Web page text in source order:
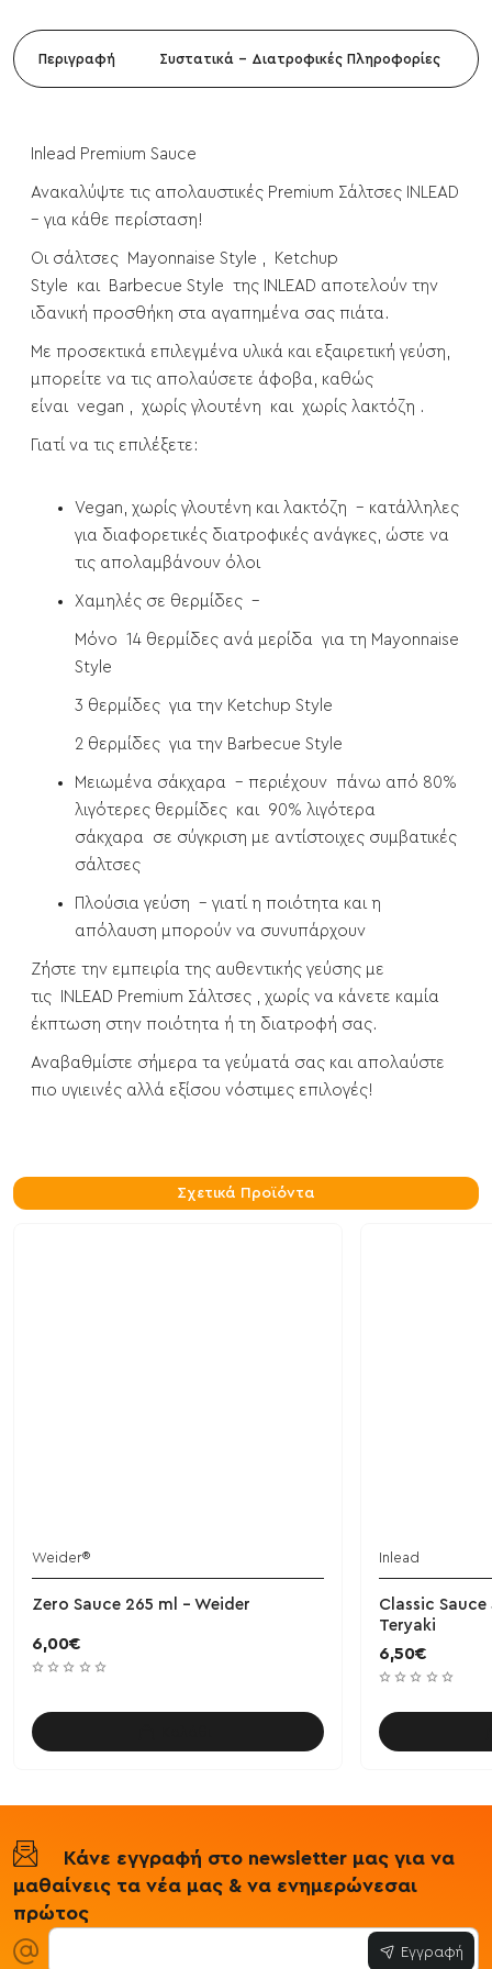
Περιγραφή Συστατικά - Διατροφικές Πληροφορίες
Inlead Premium Sauce
Ανακαλύψτε τις απολαυστικές Premium Σάλτσες INLEAD
– για κάθε περίσταση!
Οι σάλτσες Mayonnaise Style , Ketchup
Style και Barbecue Style της INLEAD αποτελούν την
ιδανική προσθήκη στα αγαπημένα σας πιάτα.
Με προσεκτικά επιλεγμένα υλικά και εξαιρετική γεύση,
μπορείτε να τις απολαύσετε άφοβα, καθώς
είναι vegan , χωρίς γλουτένη και χωρίς λακτόζη .
Γιατί να τις επιλέξετε:
Vegan, χωρίς γλουτένη και λακτόζη – κατάλληλες
για διαφορετικές διατροφικές ανάγκες, ώστε να
τις απολαμβάνουν όλοι
Χαμηλές σε θερμίδες –
Μόνο 14 θερμίδες ανά μερίδα για τη Mayonnaise
Style
3 θερμίδες για την Ketchup Style
2 θερμίδες για την Barbecue Style
Μειωμένα σάκχαρα – περιέχουν πάνω από 80%
λιγότερες θερμίδες και 90% λιγότερα
σάκχαρα σε σύγκριση με αντίστοιχες συμβατικές
σάλτσες
Πλούσια γεύση – γιατί η ποιότητα και η
απόλαυση μπορούν να συνυπάρχουν
Ζήστε την εμπειρία της αυθεντικής γεύσης με
τις INLEAD Premium Σάλτσες , χωρίς να κάνετε καμία
έκπτωση στην ποιότητα ή τη διατροφή σας.
Αναβαθμίστε σήμερα τα γεύματά σας και απολαύστε
πιο υγιεινές αλλά εξίσου νόστιμες επιλογές!
Σχετικά Προϊόντα
Weider®
Zero Sauce 265 ml - Weider
6,00€
Inlead
Classic
Teryaki
6,50€
Κάνε εγγραφή στο newsletter μας για να
μαθαίνεις τα νέα μας & να ενημερώνεσαι
πρώτος
Εγγραφή